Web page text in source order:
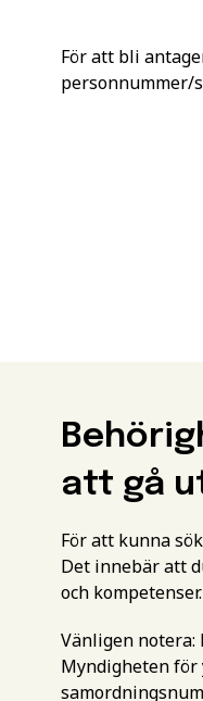
För att bli
personnummer/
att gå
För att kunna
Det innebär att
och
Vänligen notera:
Myndigheten